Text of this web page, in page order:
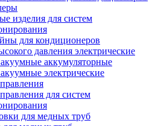
изделия для систем
для кондиционеров
давления электрические
аккумуляторные
электрические
для систем
для медных труб